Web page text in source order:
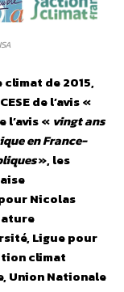
de 2015,
de l’avis «
l’avis « vingt ans
en France-
», les
Nicolas
Ligue pour
climat
Union Nationale